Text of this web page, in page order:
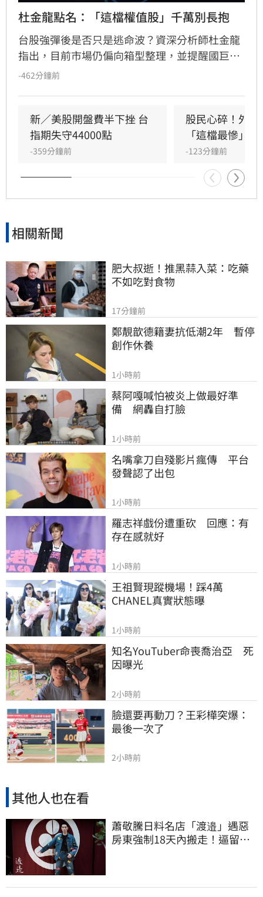
杜金龍點名：「這檔權值股」千萬別長抱
台股強彈後是否只是逃命波？資深分析師杜金龍
指出，目前市場仍偏向箱型整理，並提醒國巨雖
然獲利亮眼，但受籌碼與槓桿因素影響，不建議
-462分鐘前
新／美股開盤費半下挫 台
指期失守44000點
-359分鐘前
股民心碎！外
「這檔最慘」
-123分鐘前
相關新聞
肥大叔逝！推黑蒜入菜：吃藥
不如吃對食物
17分鐘前
鄭靚歆德籍妻抗低潮2年　暫停
創作休養
1小時前
蔡阿嘎喊怕被炎上做最好準
備　網轟自打臉
1小時前
名嘴拿刀自殘影片瘋傳　平台
發聲認了出包
1小時前
羅志祥戲份遭重砍　回應：有
存在感就好
1小時前
王祖賢現蹤機場！踩4萬
CHANEL真實狀態曝
1小時前
知名YouTuber命喪喬治亞　死
因曝光
2小時前
臉還要再動刀？王彩樺突爆：
最後一次了
2小時前
其他人也在看
蕭敬騰日料名店「渡邉」遇惡
房東強制18天內搬走！逼留裝